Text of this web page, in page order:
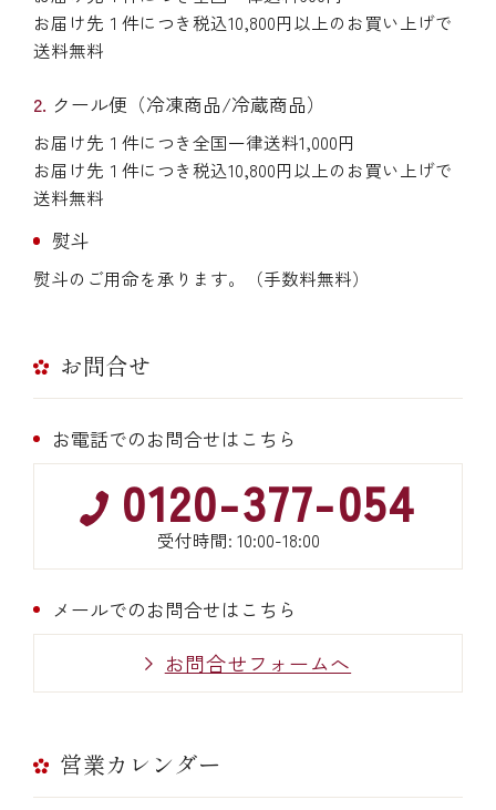
お届け先１件につき税込10,800円以上のお買い上げで
送料無料
クール便（冷凍商品/冷蔵商品）
お届け先１件につき全国一律送料1,000円
お届け先１件につき税込10,800円以上のお買い上げで
送料無料
熨斗
熨斗のご用命を承ります。（手数料無料）
お問合せ
お電話でのお問合せはこちら
0120-377-054
受付時間: 10:00-18:00
メールでのお問合せはこちら
お問合せフォームへ
営業カレンダー